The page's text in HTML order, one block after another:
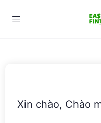
Xin chào, Chào